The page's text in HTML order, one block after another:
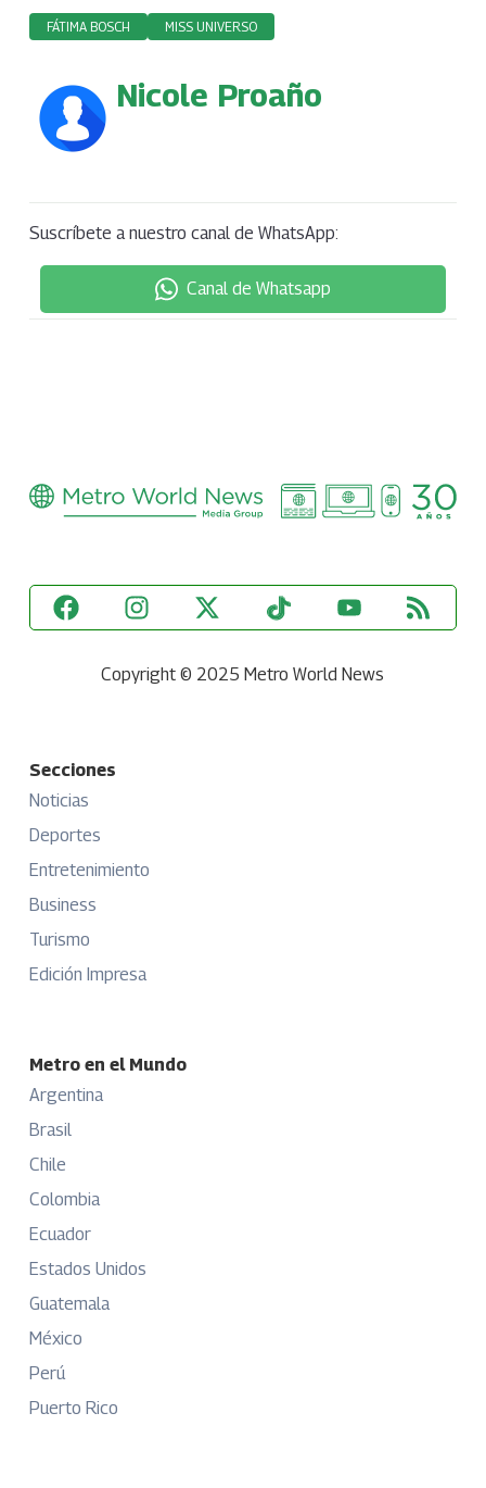
FÁTIMA BOSCH MISS UNIVERSO
Nicole Proaño
Suscríbete a nuestro canal de WhatsApp:
Canal de Whatsapp
Copyright © 2025 Metro World News
Secciones
Noticias
Deportes
Entretenimiento
Business
Turismo
Edición Impresa
Metro en el Mundo
Argentina
Brasil
Chile
Colombia
Ecuador
Estados Unidos
Guatemala
México
Perú
Puerto Rico